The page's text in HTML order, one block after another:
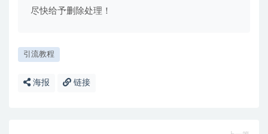
尽快给予删除处理！
引流教程
海报 链接